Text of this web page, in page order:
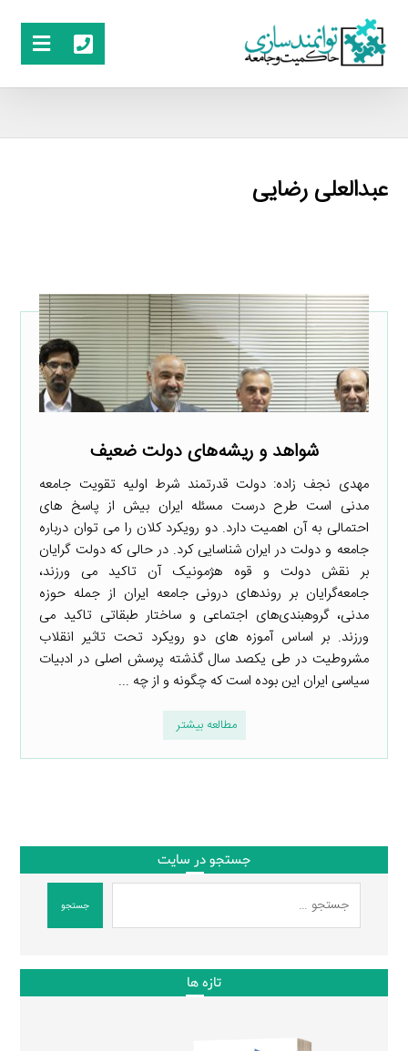
عبدالعلی رضایی
شواهد و ریشه‌های دولت ضعیف
مهدی نجف زاده: دولت قدرتمند شرط اولیه تقویت جامعه
مدنی است طرح درست مسئله ایران بیش از پاسخ های
احتمالی به آن اهمیت دارد. دو رویکرد کلان را می توان درباره
جامعه و دولت در ایران شناسایی کرد. در حالی که دولت گرایان
بر نقش دولت و قوه هژمونیک آن تاکید می ورزند،
جامعه‌گرایان بر روندهای درونی جامعه ایران از جمله حوزه
مدنی، گروهبندی‌های اجتماعی و ساختار طبقاتی تاکید می
ورزند. بر اساس آموزه های دو رویکرد تحت تاثیر انقلاب
مشروطیت در طی یکصد سال گذشته پرسش اصلی در ادبیات
سیاسی ایران این بوده است که چگونه و از چه ...
مطالعه بیشتر
جستجو در سایت
جستجو
تازه ها